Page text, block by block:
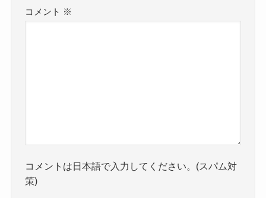
コメント ※
コメントは日本語で入力してください。(スパム対
策)